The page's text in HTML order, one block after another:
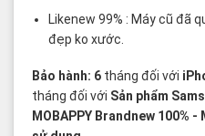
Likenew 99% : Máy cũ đã
đẹp ko xước.
Bảo hành: 6 tháng đối với
tháng đối với Sản phẩm
MOBAPPY Brandnew 100% -